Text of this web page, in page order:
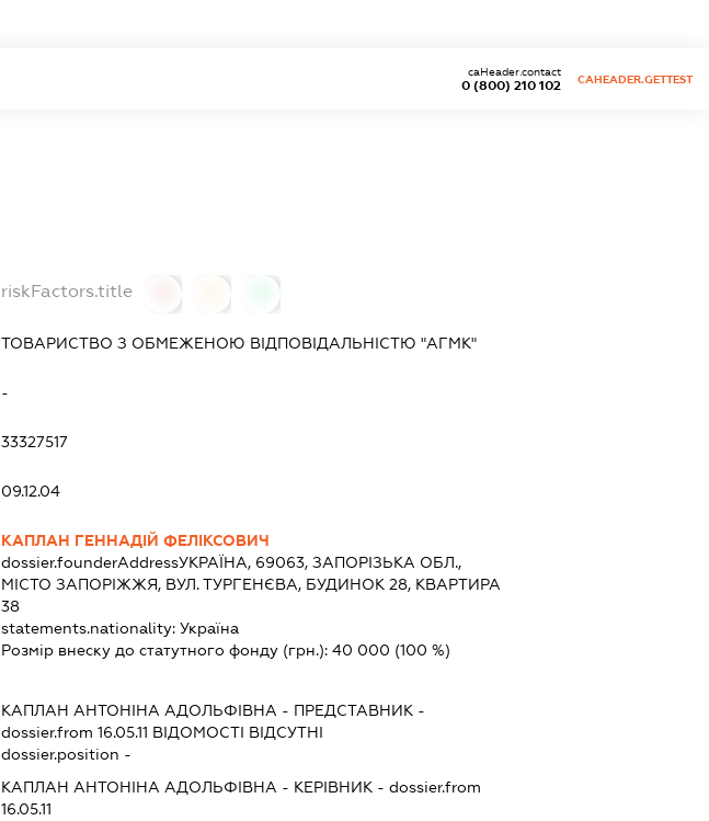
0 (800) 210 102
caHeader.contact
CAHEADER.GETTEST
riskFactors.title
ТОВАРИСТВО З ОБМЕЖЕНОЮ ВІДПОВІДАЛЬНІСТЮ "АГМК"
-
33327517
09.12.04
КАПЛАН ГЕННАДІЙ ФЕЛІКСОВИЧ
dossier.founderAddressУКРАЇНА, 69063, ЗАПОРІЗЬКА ОБЛ.,
МІСТО ЗАПОРІЖЖЯ, ВУЛ. ТУРГЕНЄВА, БУДИНОК 28, КВАРТИРА
38
statements.nationality: Україна
Розмір внеску до статутного фонду (грн.): 40 000 (100 %)
КАПЛАН АНТОНІНА АДОЛЬФІВНА - ПРЕДСТАВНИК -
dossier.from 16.05.11 ВІДОМОСТІ ВІДСУТНІ
dossier.position -
КАПЛАН АНТОНІНА АДОЛЬФІВНА - КЕРІВНИК - dossier.from
16.05.11